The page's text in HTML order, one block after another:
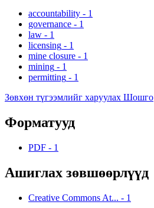
accountability - 1
governance - 1
law - 1
licensing - 1
mine closure - 1
mining - 1
permitting - 1
Зөвхөн түгээмлийг харуулах Шошго
Форматууд
PDF - 1
Ашиглах зөвшөөрлүүд
Creative Commons At... - 1